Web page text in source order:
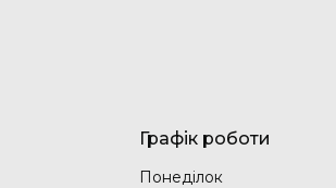
Графік роботи
Понеділок